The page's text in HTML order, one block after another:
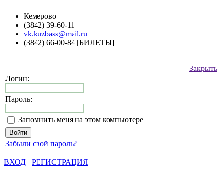
Кемерово
(3842) 39-60-11
vk.kuzbass@mail.ru
(3842) 66-00-84 [БИЛЕТЫ]
Закрыть
Логин:
Пароль:
Запомнить меня на этом компьютере
Забыли свой пароль?
ВХОД
РЕГИСТРАЦИЯ